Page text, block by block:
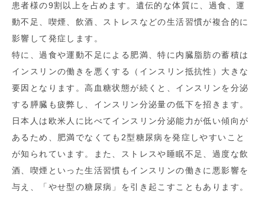
患者様の9割以上を占めます。遺伝的な体質に、過食、運
動不足、喫煙、飲酒、ストレスなどの生活習慣が複合的に
影響して発症します。
特に、過食や運動不足による肥満、特に内臓脂肪の蓄積は
インスリンの働きを悪くする（インスリン抵抗性）大きな
要因となります。高血糖状態が続くと、インスリンを分泌
する膵臓も疲弊し、インスリン分泌量の低下を招きます。
日本人は欧米人に比べてインスリン分泌能力が低い傾向が
あるため、肥満でなくても2型糖尿病を発症しやすいこと
が知られています。また、ストレスや睡眠不足、過度な飲
酒、喫煙といった生活習慣もインスリンの働きに悪影響を
与え、「やせ型の糖尿病」を引き起こすこともあります。